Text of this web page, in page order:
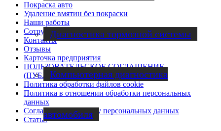
Диагностика тормозной системы
Компьютерная диагностика
автомобиля
Покраска авто
Удаление вмятин без покраски
Наши работы
Cотрудничество
Контакты
Отзывы
Карточка предприятия
ПОЛЬЗОВАТЕЛЬСКОЕ СОГЛАШЕНИЕ
(ПУБЛИЧНАЯ ОФЕРТА)
Политика обработки файлов cookie
Политика в отношении обработки персональных
данных
Согласие на обработку персональных данных
Статьи